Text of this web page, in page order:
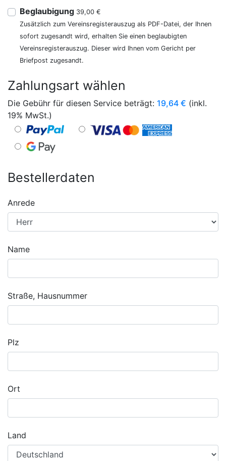
Beglaubigung 39,00 €
Zusätzlich zum Vereinsregisterauszug als PDF-Datei, der Ihnen
sofort zugesandt wird, erhalten Sie einen beglaubigten
Vereinsregisterauszug. Dieser wird Ihnen vom Gericht per
Briefpost zugesandt.
Zahlungsart wählen
Die Gebühr für diesen Service beträgt: 19,64 € (inkl.
19% MwSt.)
Bestellerdaten
Anrede
Name
Straße, Hausnummer
Plz
Ort
Land